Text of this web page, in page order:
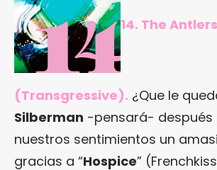
14. The
(Transgressive). ¿Que le
Silberman -pensará- después
nuestros sentimientos un
gracias a “Hospice”